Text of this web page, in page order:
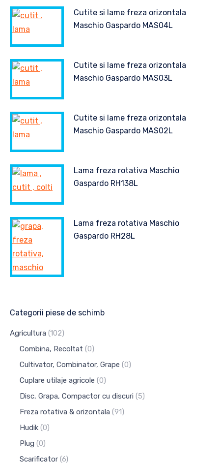
Cutite si lame freza orizontala
Maschio Gaspardo MAS04L
Cutite si lame freza orizontala
Maschio Gaspardo MAS03L
Cutite si lame freza orizontala
Maschio Gaspardo MAS02L
Lama freza rotativa Maschio
Gaspardo RH138L
Lama freza rotativa Maschio
Gaspardo RH28L
Categorii piese de schimb
Agricultura (102)
Combina, Recoltat (0)
Cultivator, Combinator, Grape (0)
Cuplare utilaje agricole (0)
Disc, Grapa, Compactor cu discuri (5)
Freza rotativa & orizontala (91)
Hudik (0)
Plug (0)
Scarificator (6)